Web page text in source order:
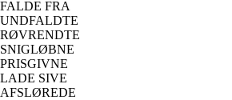
FALDE FRA
UNDFALDTE
RØVRENDTE
SNIGLØBNE
PRISGIVNE
LADE SIVE
AFSLØREDE